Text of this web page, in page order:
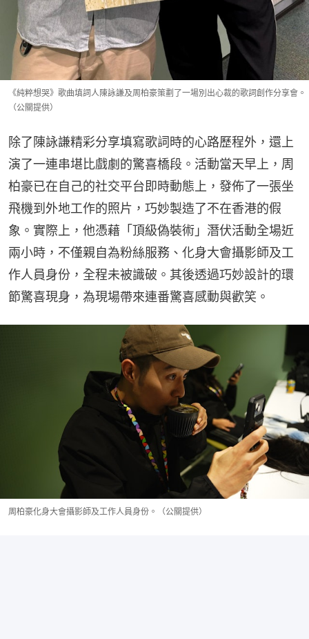
《純粹想哭》歌曲填詞人陳詠謙及周柏豪策劃了一場別出心裁的歌詞創作分享會。
（公關提供）
除了陳詠謙精彩分享填寫歌詞時的心路歷程外，還上
演了一連串堪比戲劇的驚喜橋段。活動當天早上，周
柏豪已在自己的社交平台即時動態上，發佈了一張坐
飛機到外地工作的照片，巧妙製造了不在香港的假
象。實際上，他憑藉「頂級偽裝術」潛伏活動全場近
兩小時，不僅親自為粉絲服務、化身大會攝影師及工
作人員身份，全程未被識破。其後透過巧妙設計的環
節驚喜現身，為現場帶來連番驚喜感動與歡笑。
周柏豪化身大會攝影師及工作人員身份。（公關提供）